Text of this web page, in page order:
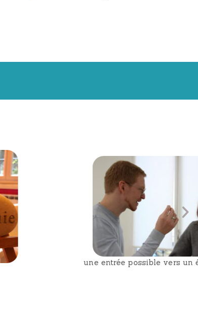
une entrée possible vers un état d'hypnose